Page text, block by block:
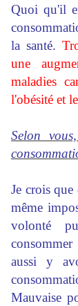
Quoi qu'il
la santé.
une
maladies
l'obésité et
Selon
Je crois que
même
volonté
aussi y
Mauvaise